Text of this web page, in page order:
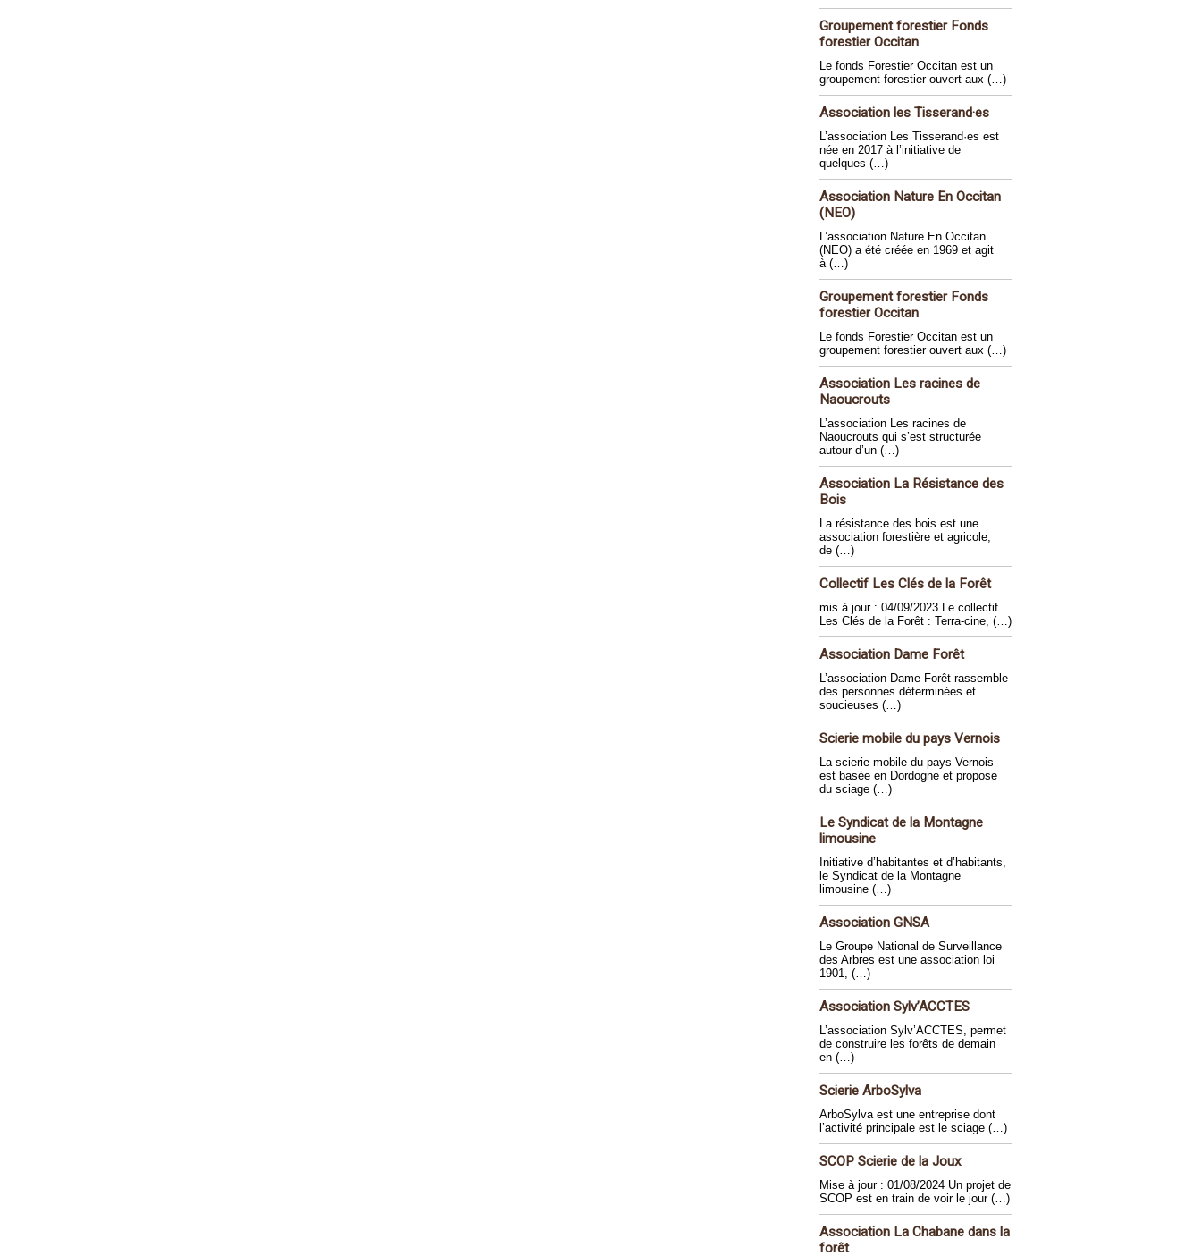
Groupement forestier Fonds
forestier Occitan
Le fonds Forestier Occitan est un
groupement forestier ouvert aux (…)
Association les Tisserand·es
L’association Les Tisserand·es est
née en 2017 à l’initiative de
quelques (…)
Association Nature En Occitan
(NEO)
L’association Nature En Occitan
(NEO) a été créée en 1969 et agit
à (…)
Groupement forestier Fonds
forestier Occitan
Le fonds Forestier Occitan est un
groupement forestier ouvert aux (…)
Association Les racines de
Naoucrouts
L’association Les racines de
Naoucrouts qui s’est structurée
autour d’un (…)
Association La Résistance des
Bois
La résistance des bois est une
association forestière et agricole,
de (…)
Collectif Les Clés de la Forêt
mis à jour : 04/09/2023 Le collectif
Les Clés de la Forêt : Terra-cine, (…)
Association Dame Forêt
L’association Dame Forêt rassemble
des personnes déterminées et
soucieuses (…)
Scierie mobile du pays Vernois
La scierie mobile du pays Vernois
est basée en Dordogne et propose
du sciage (…)
Le Syndicat de la Montagne
limousine
Initiative d’habitantes et d’habitants,
le Syndicat de la Montagne
limousine (…)
Association GNSA
Le Groupe National de Surveillance
des Arbres est une association loi
1901, (…)
Association Sylv’ACCTES
L’association Sylv’ACCTES, permet
de construire les forêts de demain
en (…)
Scierie ArboSylva
ArboSylva est une entreprise dont
l’activité principale est le sciage (…)
SCOP Scierie de la Joux
Mise à jour : 01/08/2024 Un projet de
SCOP est en train de voir le jour (…)
Association La Chabane dans la
forêt